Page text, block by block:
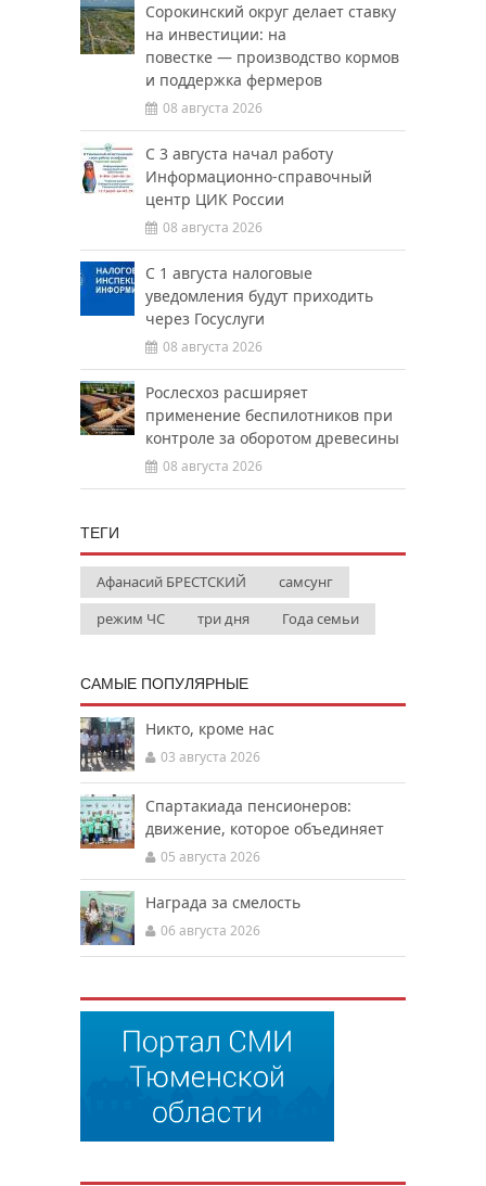
Сорокинский округ делает ставку
на инвестиции: на
повестке — производство кормов
и поддержка фермеров
08 августа 2026
С 3 августа начал работу
Информационно-справочный
центр ЦИК России
08 августа 2026
С 1 августа налоговые
уведомления будут приходить
через Госуслуги
08 августа 2026
Рослесхоз расширяет
применение беспилотников при
контроле за оборотом древесины
08 августа 2026
ТЕГИ
Афанасий БРЕСТСКИЙ
самсунг
режим ЧС
три дня Года семьи
САМЫЕ ПОПУЛЯРНЫЕ
Никто, кроме нас
03 августа 2026
Спартакиада пенсионеров:
движение, которое объединяет
05 августа 2026
Награда за смелость
06 августа 2026